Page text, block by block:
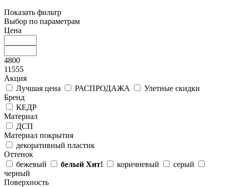
Показать фильтр
Выбор по параметрам
Цена
4800
11555
Акция
Лучшая цена
РАСПРОДАЖА
Улетные скидки
Бренд
КЕДР
Материал
ДСП
Материал покрытия
декоративный пластик
Оттенок
бежевый
белый Хит! коричневый
серый
черный
Поверхность